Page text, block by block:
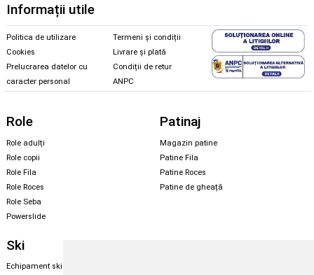
Informații utile
Politica de utilizare
Cookies
Prelucrarea datelor cu
caracter personal
Termeni și condiții
Livrare și plată
Condiții de retur
ANPC
Role
Role adulți
Role copii
Role Fila
Role Roces
Role Seba
Powerslide
Patinaj
Magazin patine
Patine Fila
Patine Roces
Patine de gheață
Ski
Echipament ski